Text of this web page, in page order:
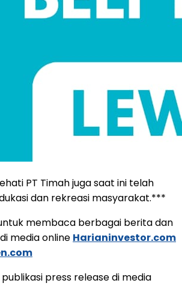
PT Timah juga saat ini telah
dan rekreasi masyarakat.***
membaca berbagai berita dan
media online Harianinvestor.com
press release di media